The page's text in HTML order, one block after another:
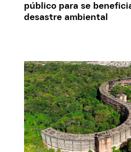
público para se
desastre ambiental